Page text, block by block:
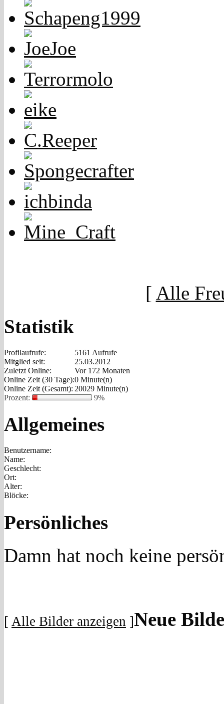
[ Alle
Statistik
Profilaufrufe:
5161 Aufrufe
Mitglied seit:
25.03.2012
Zuletzt Online:
Vor 172 Monaten
Online Zeit (30 Tage):0 Minute(n)
Online Zeit (Gesamt): 20029 Minute(n)
Prozent:
9%
Allgemeines
Benutzername:
Name:
Geschlecht:
Ort:
Alter:
Blöcke:
Persönliches
Damn hat noch keine
[ Alle Bilder anzeigen ]Neue